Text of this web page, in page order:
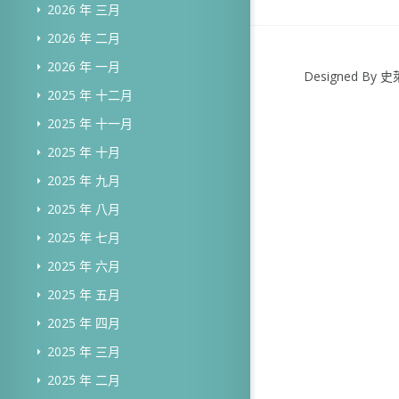
2026 年 三月
2026 年 二月
2026 年 一月
2025 年 十二月
2025 年 十一月
2025 年 十月
2025 年 九月
2025 年 八月
2025 年 七月
2025 年 六月
2025 年 五月
2025 年 四月
2025 年 三月
2025 年 二月
Designed By 史